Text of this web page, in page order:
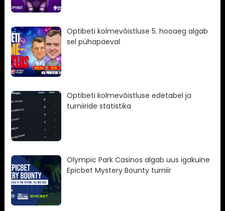
Optibeti kolmevõistluse 5. hooaeg algab
sel pühapäeval
Optibeti kolmevõistluse edetabel ja
turniiride statistika
Olympic Park Casinos algab uus igakuine
Epicbet Mystery Bounty turniir